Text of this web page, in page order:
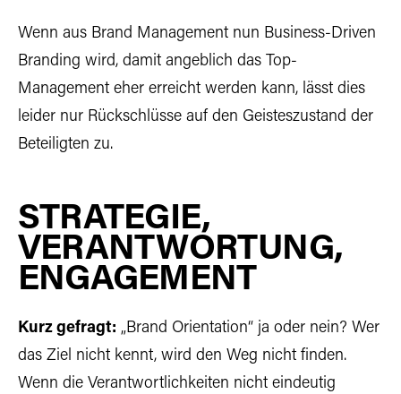
Wenn aus Brand Management nun Business-Driven
Branding wird, damit angeblich das Top-
Management eher erreicht werden kann, lässt dies
leider nur Rückschlüsse auf den Geisteszustand der
Beteiligten zu.
STRATEGIE,
VERANTWORTUNG,
ENGAGEMENT
Kurz gefragt: „Brand Orientation“ ja oder nein? Wer
das Ziel nicht kennt, wird den Weg nicht finden.
Wenn die Verantwortlichkeiten nicht eindeutig